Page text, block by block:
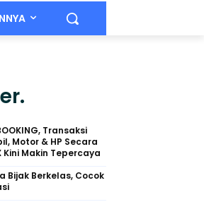
Transaksi
Motor & HP Secara
Kini Makin Tepercaya
Bijak Berkelas, Cocok